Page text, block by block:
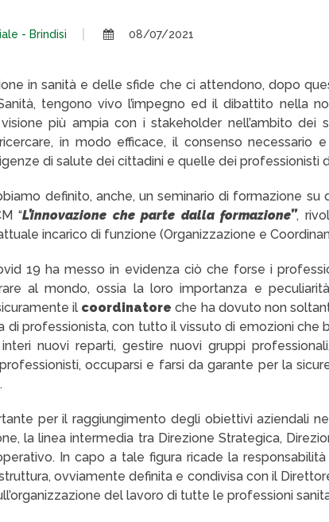
- Brindisi 08/07/2021
in sanità e delle sfide che ci attendono, dopo
tengono vivo l’impegno ed il dibattito nella
più ampia con i stakeholder nell’ambito dei
in modo efficace, il consenso necessario
di salute dei cittadini e quelle dei professionisti
definito, anche, un seminario di formazione su
“L’innovazione che parte dalla formazione’’,
incarico di funzione (Organizzazione e
19 ha messo in evidenza ciò che forse i
al mondo, ossia la loro importanza e
il coordinatore che ha dovuto non
di professionista, con tutto il vissuto di emozioni che
nuovi reparti, gestire nuovi gruppi
occuparsi e farsi da garante per la
per il raggiungimento degli obiettivi aziendali
la linea intermedia tra Direzione Strategica,
In capo a tale figura ricade la
ovviamente definita e condivisa con il
del lavoro di tutte le professioni